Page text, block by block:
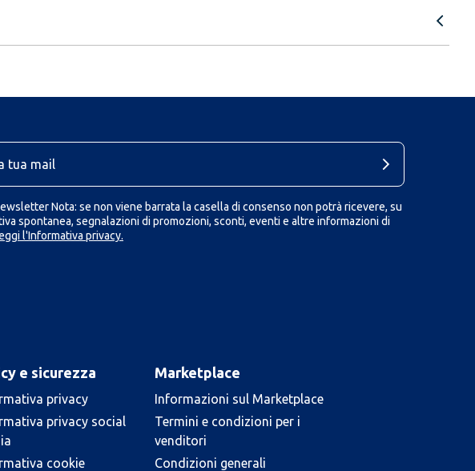
Nota: se non viene barrata la casella di consenso non potrà ricevere, su
spontanea, segnalazioni di promozioni, sconti, eventi e altre informazioni di
l'Informativa privacy.
e sicurezza
privacy
privacy social
cookie
Marketplace
Informazioni sul Marketplace
Termini e condizioni per i
venditori
Condizioni generali